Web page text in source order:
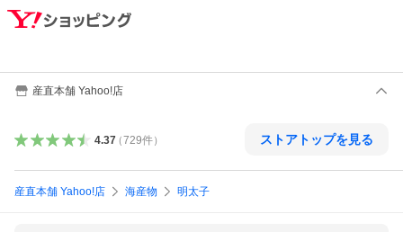
産直本舗 Yahoo!店
4.37（729件） ストアトップを見る
産直本舗 Yahoo!店 海産物 明太子